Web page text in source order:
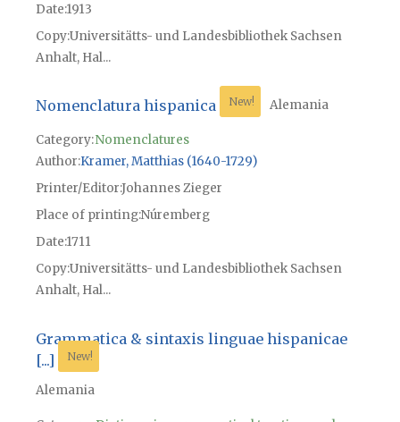
Date1913
CopyUniversitätts- und Landesbibliothek Sachsen
Anhalt, Hal...
Nomenclatura hispanica New! Alemania
Category:Nomenclatures
Author Kramer, Matthias (1640-1729)
Printer/EditorJohannes Zieger
Place of printingNúremberg
Date1711
CopyUniversitätts- und Landesbibliothek Sachsen
Anhalt, Hal...
Grammatica & sintaxis linguae hispanicae
[...]
New!
Alemania